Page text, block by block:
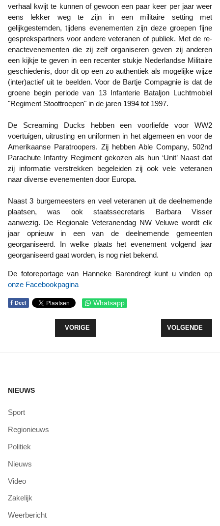
verhaal kwijt te kunnen of gewoon een paar keer per jaar weer
eens lekker weg te zijn in een militaire setting met
gelijkgestemden, tijdens evenementen zijn deze groepen fijne
gesprekspartners voor andere veteranen of publiek. Met de re-
enactevenementen die zij zelf organiseren geven zij anderen
een kijkje te geven in een recenter stukje Nederlandse Militaire
geschiedenis, door dit op een zo authentiek als mogelijke wijze
(inter)actief uit te beelden. Voor de Bartje Compagnie is dat de
groene begin periode van 13 Infanterie Bataljon Luchtmobiel
"Regiment Stoottroepen" in de jaren 1994 tot 1997.
De Screaming Ducks hebben een voorliefde voor WW2
voertuigen, uitrusting en uniformen in het algemeen en voor de
Amerikaanse Paratroopers. Zij hebben Able Company, 502nd
Parachute Infantry Regiment gekozen als hun ‘Unit’ Naast dat
zij informatie verstrekken begeleiden zij ook vele veteranen
naar diverse evenementen door Europa.
Naast 3 burgemeesters en veel veteranen uit de deelnemende
plaatsen, was ook staatssecretaris Barbara Visser
aanwezig. De Regionale Veteranendag NW Veluwe wordt elk
jaar opnieuw in een van de deelnemende gemeenten
georganiseerd. In welke plaats het evenement volgend jaar
georganiseerd gaat worden, is nog niet bekend.
De fotoreportage van Hanneke Barendregt kunt u vinden op
onze Facebookpagina
f Deel Whatsapp
VORIG ARTIKEL: SAMEN NAAR EEN DUURZAAM
VORIGE VOLGENDE
VOLGENDE
NIEUWS
Sport
Regionieuws
Politiek
Nieuws
Video
Zakelijk
Weerbericht